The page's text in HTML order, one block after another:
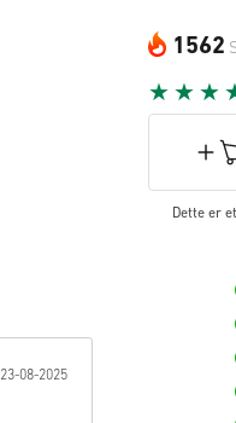
23-08-2025
1562
Dette er